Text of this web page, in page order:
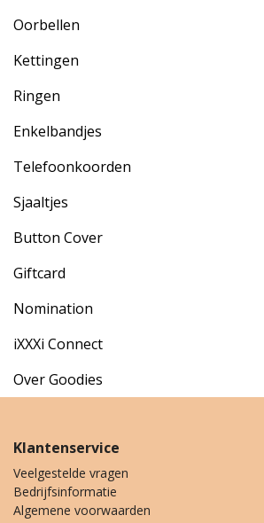
Oorbellen
Kettingen
Ringen
Enkelbandjes
Telefoonkoorden
Sjaaltjes
Button Cover
Giftcard
Nomination
iXXXi Connect
Over Goodies
Klantenservice
Veelgestelde vragen
Bedrijfsinformatie
Algemene voorwaarden